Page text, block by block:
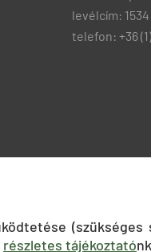
levélcím:
telefon: +36
részletes tájékoztató